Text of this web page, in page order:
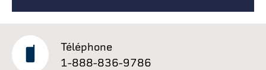
Téléphone
1-888-836-9786